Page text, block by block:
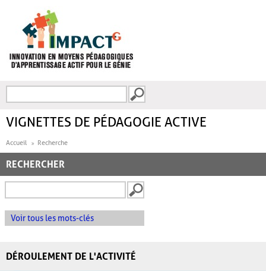
FORMULAIRE DE
VIGNETTES DE PÉDAGOGIE ACTIVE
Accueil Recherche
RECHERCHER
Voir tous les mots-clés
DÉROULEMENT DE L'ACTIVITÉ